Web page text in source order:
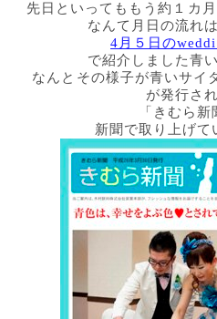
先日といってももう約１カ
なんて月日の流れ
4月５日の
で紹介しました青
なんとその様子が青いサイ
が発行さ
「きむら新
新聞で取り上げて